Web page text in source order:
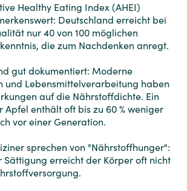
Healthy Eating Index (AHEI)
Deutschland erreicht bei
nur 40 von 100 möglichen
die zum Nachdenken anregt.
gut dokumentiert: Moderne
und Lebensmittelverarbeitung haben
auf die Nährstoffdichte. Ein
Apfel enthält oft bis zu 60 % weniger
vor einer Generation.
sprechen von "Nährstoffhunger":
Sättigung erreicht der Körper oft nicht